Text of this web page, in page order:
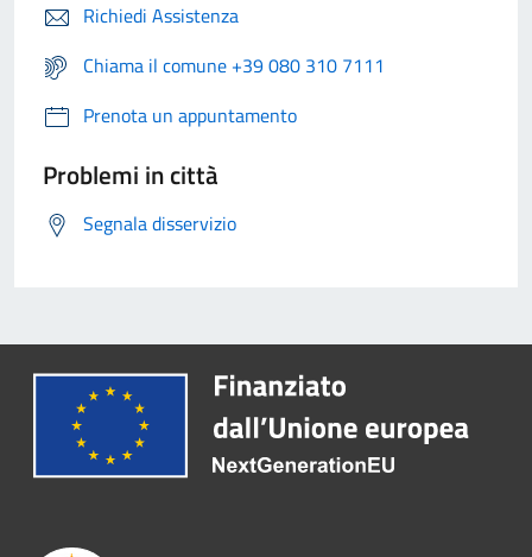
Richiedi Assistenza
Chiama il comune +39 080 310 7111
Prenota un appuntamento
Problemi in città
Segnala disservizio